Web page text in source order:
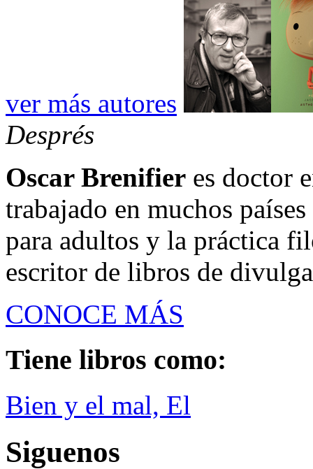
ver más autores
Després
Oscar Brenifier es doctor
trabajado en muchos
para adultos y la práctica
escritor de libros de
CONOCE MÁS
Tiene libros como:
Bien y el mal, El
Siguenos